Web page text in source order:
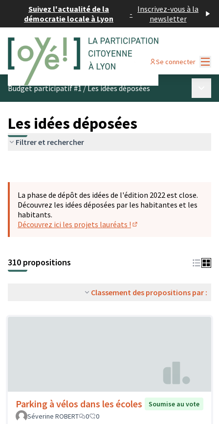
Suivez l'actualité de la
démocratie locale à Lyon
- Inscrivez-vous à la
newsletter
Se connecter
Budget participatif #1/Les idées déposées
Les idées déposées
Filtrer et rechercher
La phase de dépôt des idées de l'édition 2022 est close.
Découvrez les idées déposées par les habitantes et les
habitants.
Découvrez ici les projets lauréats !
310 propositions
Classement des propositions par :
Parking à vélos dans les écoles
Soumise au vote
Séverine ROBERT
0 0